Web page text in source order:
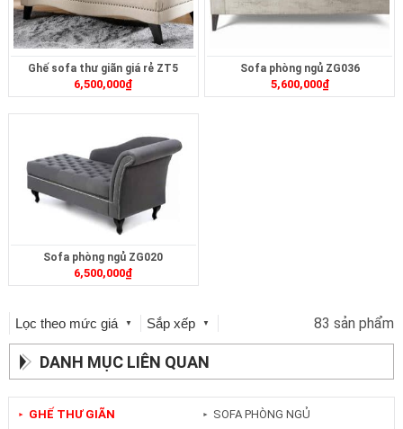
Ghế sofa thư giãn giá rẻ ZT5
6,500,000₫
Sofa phòng ngủ ZG036
5,600,000₫
Sofa phòng ngủ ZG020
6,500,000₫
Lọc theo mức giá ▼ Sắp xếp ▼ 83 sản phẩm
DANH MỤC LIÊN QUAN
► GHẾ THƯ GIÃN ► SOFA PHÒNG NGỦ